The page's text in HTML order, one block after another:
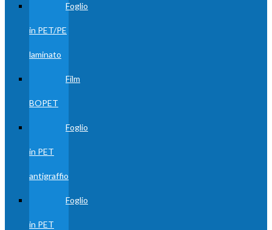
Foglio
in PET/PE
laminato
Film
BOPET
Foglio
in PET
antigraffio
Foglio
in PET